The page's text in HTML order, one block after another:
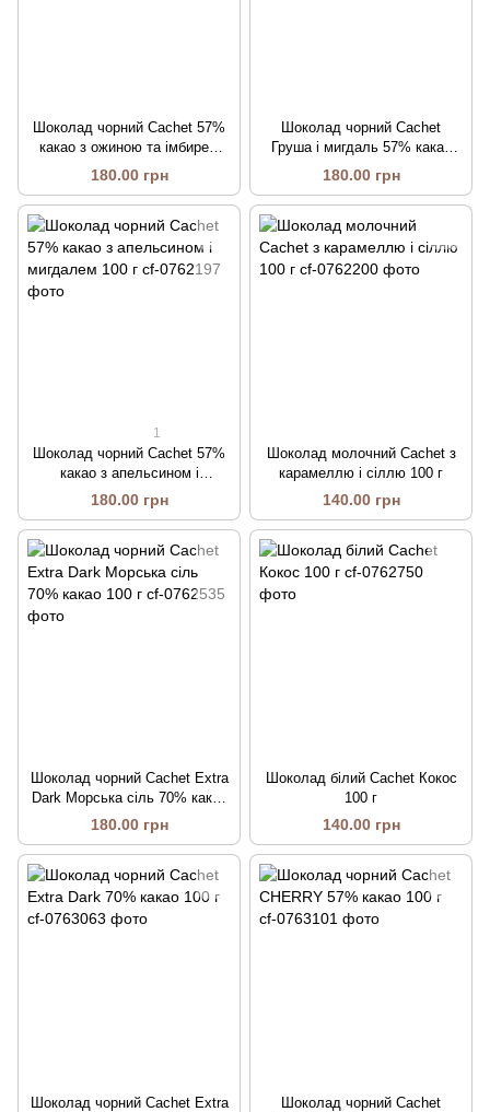
Шоколад чорний Cachet 57%
какао з ожиною та імбирем
100 г
180.00 грн
Шоколад чорний Cachet
Груша і мигдаль 57% какао
100 г
180.00 грн
1
Шоколад чорний Cachet 57%
какао з апельсином і
мигдалем 100 г
180.00 грн
Шоколад молочний Cachet з
карамеллю і сіллю 100 г
140.00 грн
Шоколад чорний Cachet Extra
Dark Морська сіль 70% какао
100 г
180.00 грн
Шоколад білий Cachet Кокос
100 г
140.00 грн
Шоколад чорний Cachet Extra
Шоколад чорний Cachet